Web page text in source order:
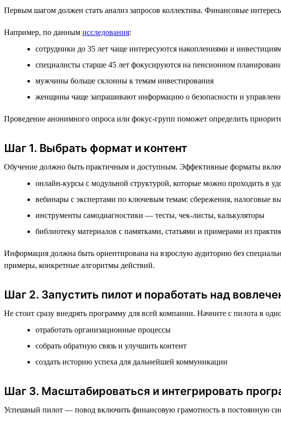
Первым шагом должен стать анализ запросов коллектива. Финансовые
Например, по данным исследования:
сотрудники до 35 лет чаще интересуются накоплениями и
специалисты старше 45 лет фокусируются на пенсионном
мужчины больше склонны к темам инвестирования
женщины чаще запрашивают информацию о безопасности и
Проведение анонимного опроса или фокус-групп поможет определить
Шаг 1. Выбрать формат и контент
Обучение должно быть практичным и доступным. Эффективные форматы
онлайн-курсы с модульной структурой, которые можно проходить в
вебинары с экспертами по ключевым темам: сбережения, налоговые
инструменты самодиагностики — тесты, чек-листы, калькуляторы
библиотеку материалов с памятками, статьями и примерами из
Информация должна быть ориентирована на взрослую аудиторию без
примеры, конкретные алгоритмы действий.
Шаг 2. Запустить пилот и поработать над
Не стоит сразу внедрять программу для всей компании. Начните с пилота в
отработать организационные процессы
собрать обратную связь и улучшить контент
создать историю успеха для дальнейшей коммуникации
Шаг 3. Масштабироваться и интегрировать
Успешный пилот — повод включить финансовую грамотность в постоянную